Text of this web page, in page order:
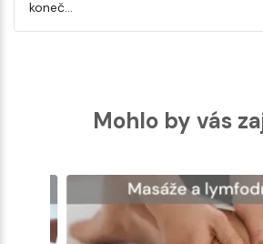
koneč…
Mohlo by vás